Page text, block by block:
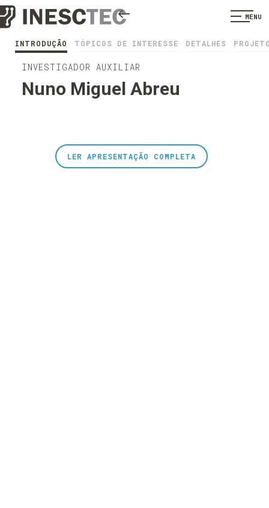
MENU
INTRODUÇÃO TÓPICOS DE INTERESSE DETALHES
INVESTIGADOR AUXILIAR
Nuno Miguel Abreu
LER APRESENTAÇÃO COMPLETA